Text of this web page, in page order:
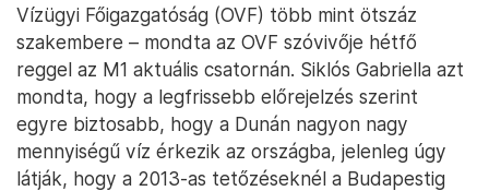
Vízügyi Főigazgatóság (OVF) több mint ötszáz
szakembere – mondta az OVF szóvivője hétfő
reggel az M1 aktuális csatornán. Siklós Gabriella azt
mondta, hogy a legfrissebb előrejelzés szerint
egyre biztosabb, hogy a Dunán nagyon nagy
mennyiségű víz érkezik az országba, jelenleg úgy
látják, hogy a 2013-as tetőzéseknél a Budapestig